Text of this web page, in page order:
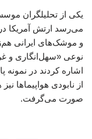
می‌رسد ارتش آمریکا در
و موشک‌های ایرانی
نوعی «سهل‌انگاری و
اشاره کردند در نمونه
از نابودی هواپیماها
صورت می‌گرفت.